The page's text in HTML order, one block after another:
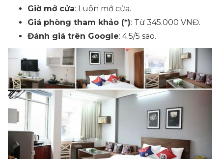
Giờ mở cửa: Luôn mở cửa.
Giá phòng tham khảo (*): Từ 345.000 VNĐ.
Đánh giá trên Google: 4.5/5 sao.